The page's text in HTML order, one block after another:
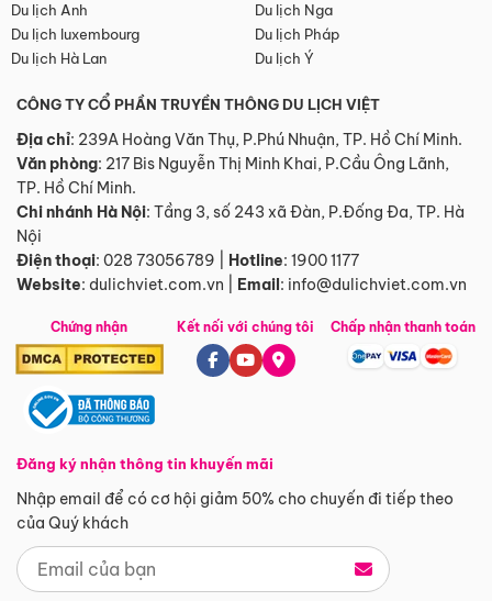
Du lịch Anh
Du lịch Nga
Du lịch luxembourg
Du lịch Pháp
Du lịch Hà Lan
Du lịch Ý
CÔNG TY CỔ PHẦN TRUYỀN THÔNG DU LỊCH VIỆT
Địa chỉ: 239A Hoàng Văn Thụ, P.Phú Nhuận, TP. Hồ Chí Minh.
Văn phòng: 217 Bis Nguyễn Thị Minh Khai, P.Cầu Ông Lãnh,
TP. Hồ Chí Minh.
Chi nhánh Hà Nội: Tầng 3, số 243 xã Đàn, P.Đống Đa, TP. Hà
Nội
Điện thoại: 028 73056789 Hotline: 1900 1177
Website: dulichviet.com.vn Email: info@dulichviet.com.vn
Chứng nhận
Đăng ký nhận thông tin khuyến mãi
Nhập email để có cơ hội giảm 50% cho chuyến đi tiếp theo
của Quý khách
Kết nối với chúng tôi Chấp nhận thanh toán